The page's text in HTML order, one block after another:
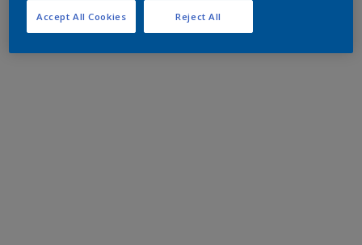
Reject All
Accept All Cookies